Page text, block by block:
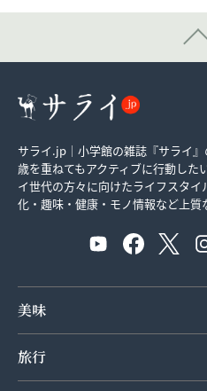
サライ.jp｜小学館の雑誌『サライ』
歳を重ねてもアクティブに行動した
イ世代の方々に向けたライフスタ
化・趣味・健康・モノ情報など上質
美味
旅行